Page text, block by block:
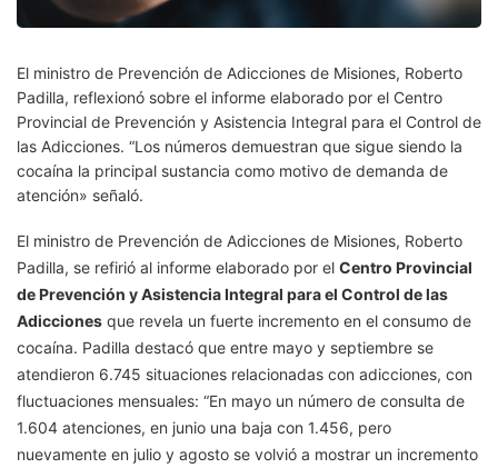
El ministro de Prevención de Adicciones de Misiones, Roberto
Padilla, reflexionó sobre el informe elaborado por el Centro
Provincial de Prevención y Asistencia Integral para el Control de
las Adicciones. “Los números demuestran que sigue siendo la
cocaína la principal sustancia como motivo de demanda de
atención» señaló.
El ministro de Prevención de Adicciones de Misiones, Roberto
Padilla, se refirió al informe elaborado por el Centro Provincial
de Prevención y Asistencia Integral para el Control de las
Adicciones que revela un fuerte incremento en el consumo de
cocaína. Padilla destacó que entre mayo y septiembre se
atendieron 6.745 situaciones relacionadas con adicciones, con
fluctuaciones mensuales: “En mayo un número de consulta de
1.604 atenciones, en junio una baja con 1.456, pero
nuevamente en julio y agosto se volvió a mostrar un incremento